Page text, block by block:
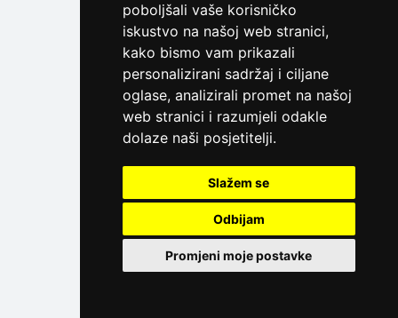
poboljšali vaše korisničko
iskustvo na našoj web stranici,
kako bismo vam prikazali
personalizirani sadržaj i ciljane
oglase, analizirali promet na našoj
web stranici i razumjeli odakle
dolaze naši posjetitelji.
Slažem se
Odbijam
Promjeni moje postavke